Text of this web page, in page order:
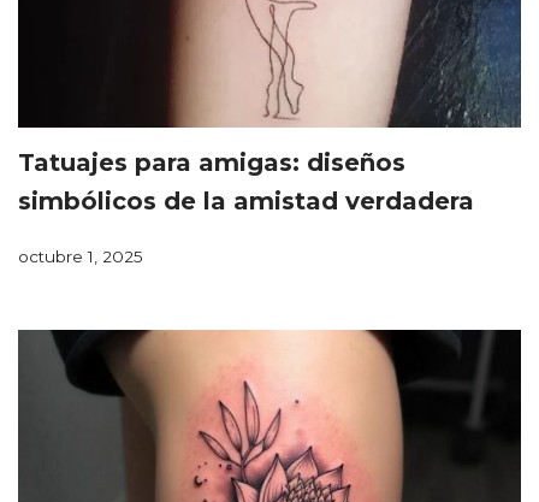
Tatuajes para amigas: diseños
simbólicos de la amistad verdadera
octubre 1, 2025